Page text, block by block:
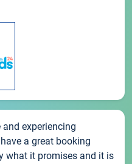
experiencing
a great booking
what it promises and it is